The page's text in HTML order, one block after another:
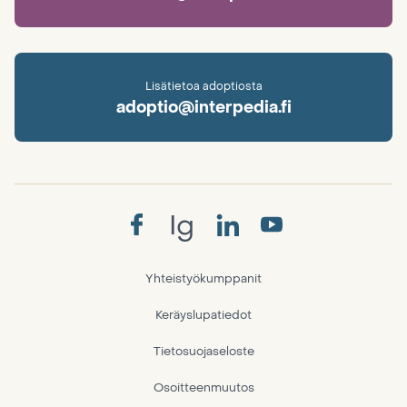
Lisätietoa adoptiosta
adoptio@interpedia.fi
Ig
Yhteistyökumppanit
Keräyslupatiedot
Tietosuojaseloste
Osoitteenmuutos